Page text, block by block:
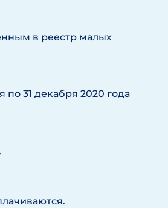
в реестр малых
по 31 декабря 2020 года